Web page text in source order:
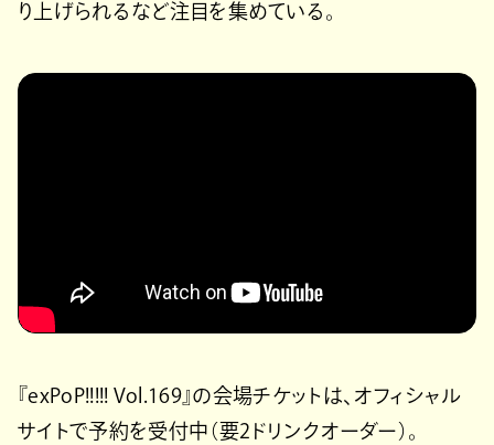
り上げられるなど注目を集めている。
『exPoP!!!!! Vol.169』の会場チケットは、オフィシャル
サイトで予約を受付中（要2ドリンクオーダー）。